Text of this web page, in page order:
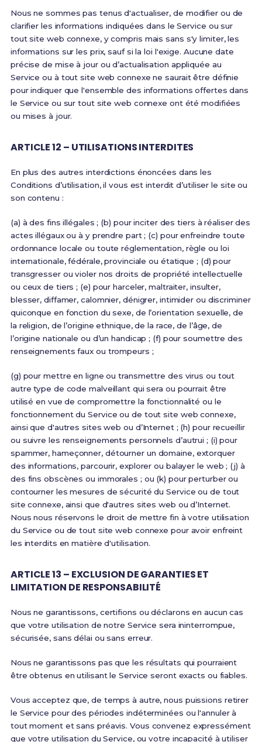
Nous ne sommes pas tenus d'actualiser, de modifier ou de
clarifier les informations indiquées dans le Service ou sur
tout site web connexe, y compris mais sans s'y limiter, les
informations sur les prix, sauf si la loi l'exige. Aucune date
précise de mise à jour ou d’actualisation appliquée au
Service ou à tout site web connexe ne saurait être définie
pour indiquer que l'ensemble des informations offertes dans
le Service ou sur tout site web connexe ont été modifiées
ou mises à jour.
ARTICLE 12 – UTILISATIONS INTERDITES
En plus des autres interdictions énoncées dans les
Conditions d’utilisation, il vous est interdit d’utiliser le site ou
son contenu :
(a) à des fins illégales ; (b) pour inciter des tiers à réaliser des
actes illégaux ou à y prendre part ; (c) pour enfreindre toute
ordonnance locale ou toute réglementation, règle ou loi
internationale, fédérale, provinciale ou étatique ; (d) pour
transgresser ou violer nos droits de propriété intellectuelle
ou ceux de tiers ; (e) pour harceler, maltraiter, insulter,
blesser, diffamer, calomnier, dénigrer, intimider ou discriminer
quiconque en fonction du sexe, de l’orientation sexuelle, de
la religion, de l’origine ethnique, de la race, de l’âge, de
l’origine nationale ou d’un handicap ; (f) pour soumettre des
renseignements faux ou trompeurs ;
(g) pour mettre en ligne ou transmettre des virus ou tout
autre type de code malveillant qui sera ou pourrait être
utilisé en vue de compromettre la fonctionnalité ou le
fonctionnement du Service ou de tout site web connexe,
ainsi que d'autres sites web ou d’Internet ; (h) pour recueillir
ou suivre les renseignements personnels d’autrui ; (i) pour
spammer, hameçonner, détourner un domaine, extorquer
des informations, parcourir, explorer ou balayer le web ; (j) à
des fins obscènes ou immorales ; ou (k) pour perturber ou
contourner les mesures de sécurité du Service ou de tout
site connexe, ainsi que d'autres sites web ou d’Internet.
Nous nous réservons le droit de mettre fin à votre utilisation
du Service ou de tout site web connexe pour avoir enfreint
les interdits en matière d'utilisation.
ARTICLE 13 – EXCLUSION DE GARANTIES ET
LIMITATION DE RESPONSABILITÉ
Nous ne garantissons, certifions ou déclarons en aucun cas
que votre utilisation de notre Service sera ininterrompue,
sécurisée, sans délai ou sans erreur.
Nous ne garantissons pas que les résultats qui pourraient
être obtenus en utilisant le Service seront exacts ou fiables.
Vous acceptez que, de temps à autre, nous puissions retirer
le Service pour des périodes indéterminées ou l'annuler à
tout moment et sans préavis. Vous convenez expressément
que votre utilisation du Service, ou votre incapacité à utiliser